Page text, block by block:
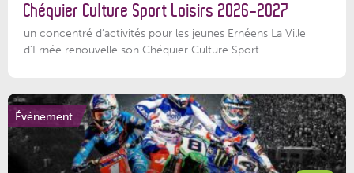
Chéquier Culture Sport Loisirs 2026-2027
un concentré d’activités pour les jeunes Ernéens La Ville
d’Ernée renouvelle son Chéquier Culture Sport...
Événement